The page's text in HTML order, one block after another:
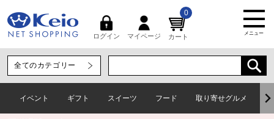
ログイン マイページ カート
0
メニュー
イベント ギフト スイーツ フード 取り寄せグルメ